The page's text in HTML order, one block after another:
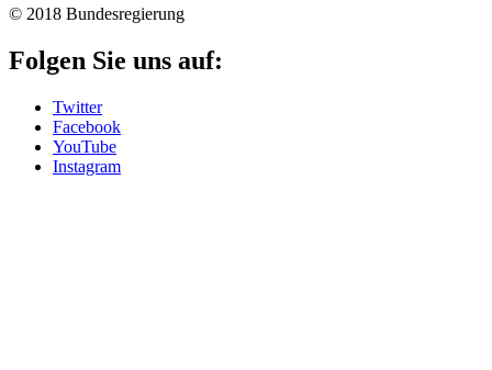
© 2018 Bundesregierung
Folgen Sie uns auf:
Twitter
Facebook
YouTube
Instagram